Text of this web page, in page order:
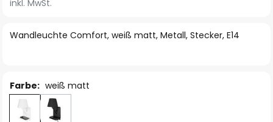
springen
Wandleuchte Comfort, weiß matt, Metall, Stecker, E14
inkl. MwSt.
Farbe: weiß matt